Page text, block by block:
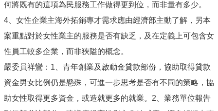
何將既有的這項為民服務工作做得更到位，而非量有多少。
4、女性企業主海外拓銷專才需求應由經濟部主動了解，另本
案重點對於女性業主的服務是否有缺乏，及在定義上可包含女
性員工較多企業，而非狹隘的概念。
嚴委員祥鸞：1、青年創業及啟動金貸款部份，協助取得貸款
資金男女比例仍是懸殊，可進一步思考是否有不同的策略，協
助女性取得更多資金，或造就更多的就業。2、業務單位報告